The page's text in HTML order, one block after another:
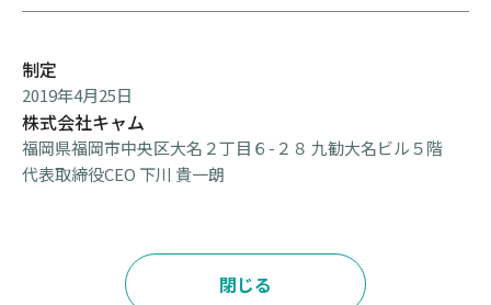
制定
2019年4月25日
株式会社キャム
福岡県福岡市中央区大名２丁目６-２８ 九勧大名ビル５階
代表取締役CEO 下川 貴一朗
閉じる